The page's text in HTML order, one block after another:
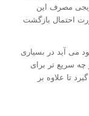
مصرف این
احتمال بازگشت
می آید در بسیاری
چه سریع تر برای
تا علاوه بر